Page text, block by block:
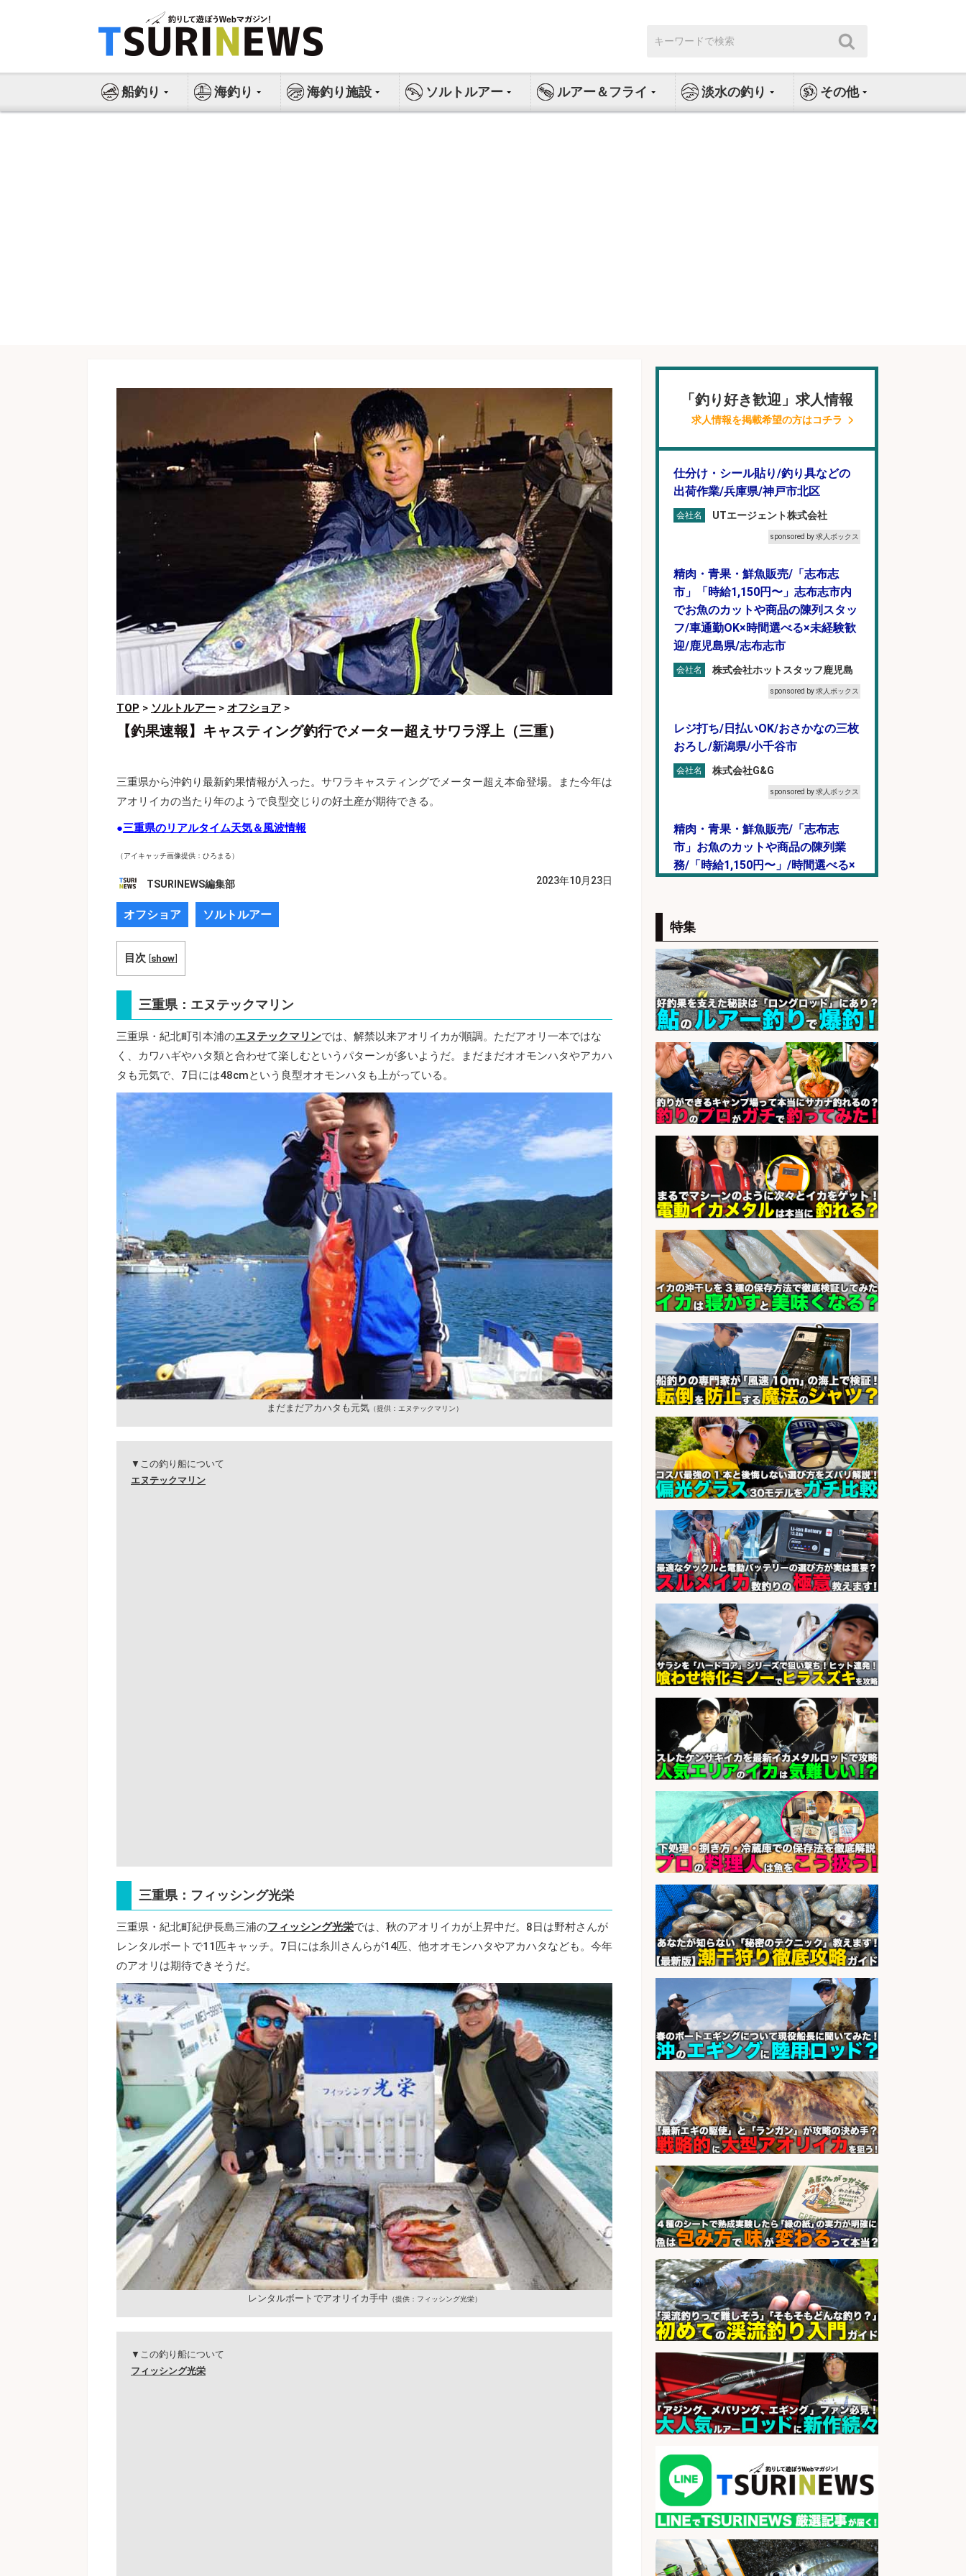
ス
索:
船釣り 海釣り 海釣り施設 ソルトルアー ルアー＆フライ 淡水の釣り その他
TOP > ソルトルアー > オフショア >
【釣果速報】キャスティング釣行でメーター超えサワラ浮上（三重）
三重県から沖釣り最新釣果情報が入った。サワラキャスティングでメーター超え本命登場。また今年は
アオリイカの当たり年のようで良型交じりの好土産が期待できる。
●三重県のリアルタイム天気＆風波情報
（アイキャッチ画像提供：ひろまる）
TSURINEWS編集部 2023年10月23日
オフショア ソルトルアー
目次 [show]
三重県：エヌテックマリン
三重県・紀北町引本浦のエヌテックマリンでは、解禁以来アオリイカが順調。ただアオリ一本ではな
く、カワハギやハタ類と合わせて楽しむというパターンが多いようだ。まだまだオオモンハタやアカハ
タも元気で、7日には48cmという良型オオモンハタも上がっている。
まだまだアカハタも元気（提供：エヌテックマリン）
▼この釣り船について
エヌテックマリン
三重県：フィッシング光栄
三重県・紀北町紀伊長島三浦のフィッシング光栄では、秋のアオリイカが上昇中だ。8日は野村さんが
レンタルボートで11匹キャッチ。7日には糸川さんらが14匹、他オオモンハタやアカハタなども。今年
のアオリは期待できそうだ。
レンタルボートでアオリイカ手中 （提供：フィッシング光栄）
▼この釣り船について
フィッシング光栄
「釣り好き歓迎」求人情報
求人情報を掲載希望の方はコチラ
仕分け・シール貼り/釣り具などの
出荷作業/兵庫県/神戸市北区
会社名 UTエージェント株式会社
sponsored by 求人ボックス
精肉・青果・鮮魚販売/「志布志
市」「時給1,150円〜」志布志市内
でお魚のカットや商品の陳列スタッ
フ/車通勤OK×時間選べる×未経験歓
迎/鹿児島県/志布志市
会社名 株式会社ホットスタッフ鹿児島
sponsored by 求人ボックス
レジ打ち/日払いOK/おさかなの三枚
おろし/新潟県/小千谷市
会社名 株式会社G&G
sponsored by 求人ボックス
精肉・青果・鮮魚販売/「志布志
市」お魚のカットや商品の陳列業
務/「時給1,150円〜」/時間選べる×
会社名
釣り具などの出荷作業～～/工場/製
造
会社名 UTグループ株式会社
sponsored by 求人ボックス
日払いOKで即日収入/製造スタッフ/
「広島市佐伯区」「時給1,200円」
広島市佐伯区周辺でお魚のパック詰
めや品出しスタッフ/週4日〜OK×車
通勤OK×未経験歓迎/広島県/広島市
佐伯区
会社名 株式会社ホットスタッフ五日市
sponsored by 求人ボックス
日払いOKで即日収入/販売スタッフ/
「調理なし・軽作業スタート」お魚
のパック詰め&品出し/週4日から勤
務OK/希望休が取得できる/広島県
株式会社ホットスタッフ五日市
sponsored by 求人ボックス
さかな専門学校の教員 教員免許不
会社名
学校法人水野学園日本さかな専
門学校
sponsored by 求人ボックス
精肉・青果・鮮魚販売/「志布志
市」「時給1,150円〜」志布志市周
辺でお魚のカットや商品の陳列スタ
ッフ/未経験歓迎×残業少なめ×車通
勤OK/鹿児島県/志布志市
会社名 株式会社ホットスタッフ鹿児島
sponsored by 求人ボックス
販売スタッフ/「未経験歓迎」魚を
捌く作業なし!イオン食品売場スタッ
フ募集/東京都/目黒区
会社名 イオンスタイル碑文谷店
sponsored by 求人ボックス
さらに求人情報を見る
特集